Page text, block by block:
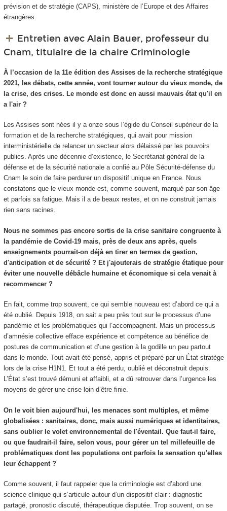
prévision et de stratégie (CAPS), ministère de l’Europe et des Affaires
étrangères.
Entretien avec Alain Bauer, professeur du
Cnam, titulaire de la chaire Criminologie
À l’occasion de la 11e édition des Assises de la recherche stratégique
2021, les débats, cette année, vont tourner autour du vieux monde, de
la crise, des crises. Le monde est donc en aussi mauvais état qu'il en
a l'air ?
Les Assises sont nées il y a onze sous l’égide du Conseil supérieur de la
formation et de la recherche stratégiques, qui avait pour mission
interministérielle de relancer un secteur alors délaissé par les pouvoirs
publics. Après une décennie d’existence, le Secrétariat général de la
défense et de la sécurité nationale a confié au Pôle Sécurité-défense du
Cnam le soin de faire perdurer un dispositif unique en France. Nous
constatons que le vieux monde est, comme souvent, marqué par son âge
et parfois sa fatigue. Mais il a de beaux restes, et on ne construit jamais
rien sans racines.
Nous ne sommes pas encore sortis de la crise sanitaire congruente à
la pandémie de Covid-19 mais, près de deux ans après, quels
enseignements pourrait-on déjà en tirer en termes de gestion,
d'anticipation et de sécurité ? Et j'ajouterais de stratégie étatique pour
éviter une nouvelle débâcle humaine et économique si cela venait à
recommencer ?
En fait, comme trop souvent, ce qui semble nouveau est d’abord ce qui a
été oublié. Depuis 1918, on sait a peu près tout sur le processus d’une
pandémie et les problématiques qui l’accompagnent. Mais un processus
d’amnésie collective efface expérience et compétence au bénéfice de
postures de communication et d’une gestion à la godille un peu partout
dans le monde. Tout avait été pensé, appris et préparé par un État stratège
lors de la crise H1N1. Et tout a été perdu, oublié et déconstruit depuis.
L’État s’est trouvé démuni et affaibli, et a dû retrouver dans l’urgence les
moyens de gérer une crise loin d’être finie.
On le voit bien aujourd'hui, les menaces sont multiples, et même
globalisées : sanitaires, donc, mais aussi numériques et identitaires,
sans oublier le volet environnemental de l'éventail. Que faut-il faire,
ou que faudrait-il faire, selon vous, pour gérer un tel millefeuille de
problématiques dont les populations ont parfois la sensation qu'elles
leur échappent ?
Comme souvent, il faut rappeler que la criminologie est d’abord une
science clinique qui s’articule autour d’un dispositif clair : diagnostic
partagé, pronostic discuté, thérapeutique disputée. Trop souvent, on se